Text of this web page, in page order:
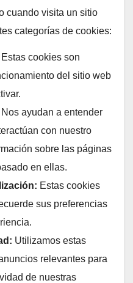
cuando visita un sitio
categorías de cookies:
Estas cookies son
del sitio web
Nos ayudan a entender
con nuestro
sobre las páginas
en ellas.
Estas cookies
sus preferencias
Utilizamos estas
relevantes para
de nuestras